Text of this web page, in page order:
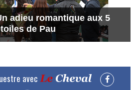
adieu romantique aux 5
de Pau
avec